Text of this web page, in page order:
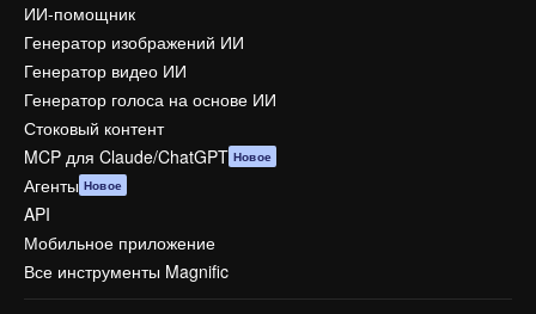
ИИ-помощник
Генератор изображений ИИ
Генератор видео ИИ
Генератор голоса на основе ИИ
Стоковый контент
MCP для Claude/ChatGPT Новое
Агенты Новое
API
Мобильное приложение
Все инструменты Magnific